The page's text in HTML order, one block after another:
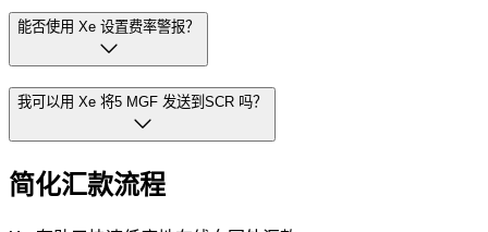
能否使用 Xe 设置费率警报？
我可以用 Xe 将5 MGF 发送到SCR 吗？
简化汇款流程